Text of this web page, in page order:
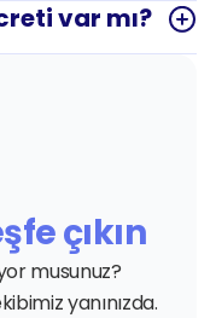
var mı?
çıkın
musunuz?
yanınızda.